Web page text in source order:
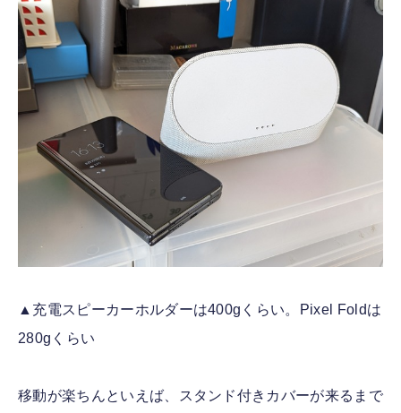
▲充電スピーカーホルダーは400gくらい。Pixel Foldは
280gくらい
移動が楽ちんといえば、スタンド付きカバーが来るまで